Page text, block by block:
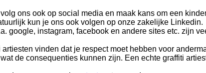
ons ook op social media en maak kans om een
kun je ons ook volgen op onze zakelijke Linkedin.
google, instagram, facebook en andere sites etc. zijn
artiesten vinden dat je respect moet hebben voor
de consequenties kunnen zijn. Een echte graffiti